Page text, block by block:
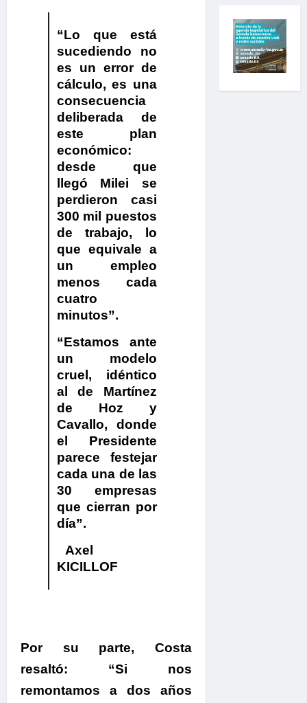
“Lo que está
sucediendo no
es un error de
cálculo, es una
consecuencia
deliberada de
este plan
económico:
desde que
llegó Milei se
perdieron casi
300 mil puestos
de trabajo, lo
que equivale a
un empleo
menos cada
cuatro
minutos”.
“Estamos ante
un modelo
cruel, idéntico
al de Martínez
de Hoz y
Cavallo, donde
el Presidente
parece festejar
cada una de las
30 empresas
que cierran por
día”.
Axel
KICILLOF
Por su parte, Costa
resaltó: “Si nos
remontamos a dos años